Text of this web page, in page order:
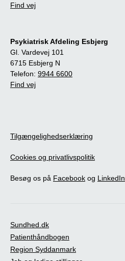
Find vej
Psykiatrisk Afdeling Esbjerg
Gl. Vardevej 101
6715 Esbjerg N
Telefon: 9944 6600
Find vej
Tilgængelighedserklæring
Cookies og privatlivspolitik
Besøg os på Facebook og LinkedIn
Sundhed.dk
Patienthåndbogen
Region Syddanmark